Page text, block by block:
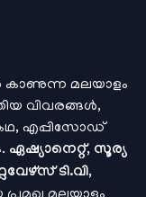
കാണുന്ന മലയാളം
വിവരങ്ങൾ,
എപ്പിസോഡ്
ഏഷ്യാനെറ്റ്, സൂര്യ
ടി.വി,